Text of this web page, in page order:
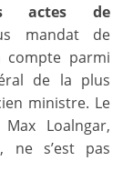
actes de
mandat de
parmi
de la plus
ministre. Le
Loalngar,
ne s’est pas